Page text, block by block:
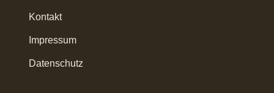
Kontakt
Impressum
Datenschutz